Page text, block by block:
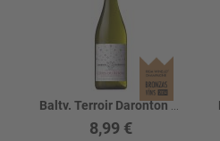
Baltv. Terroir Daronton Cotes Du Rhone 13%
8,99 €